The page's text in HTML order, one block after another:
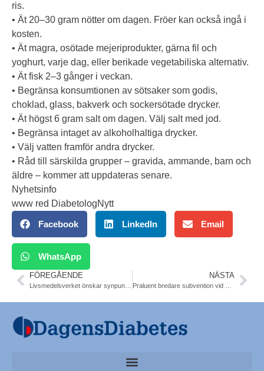
ris.
• Ät 20–30 gram nötter om dagen. Fröer kan också ingå i
kosten.
• Ät magra, osötade mejeriprodukter, gärna fil och
yoghurt, varje dag, eller berikade vegetabiliska alternativ.
• Ät fisk 2–3 gånger i veckan.
• Begränsa konsumtionen av sötsaker som godis,
choklad, glass, bakverk och sockersötade drycker.
• Ät högst 6 gram salt om dagen. Välj salt med jod.
• Begränsa intaget av alkoholhaltiga drycker.
• Välj vatten framför andra drycker.
• Råd till särskilda grupper – gravida, ammande, barn och
äldre – kommer att uppdateras senare.
Nyhetsinfo
www red DiabetologNytt
Facebook LinkedIn Email
WhatsApp
FÖREGÅENDE NÄSTA